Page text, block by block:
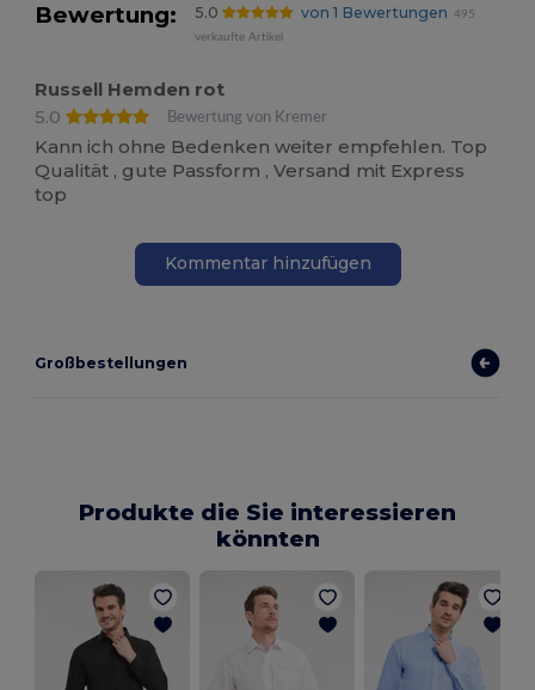
Bewertung: 5.0 von 1 Bewertungen
495
verkaufte Artikel
Russell Hemden rot
5.0
Bewertung von Kremer
Kann ich ohne Bedenken weiter empfehlen. Top
Qualität , gute Passform , Versand mit Express
top
Kommentar hinzufügen
Großbestellungen
Produkte die Sie interessieren
könnten